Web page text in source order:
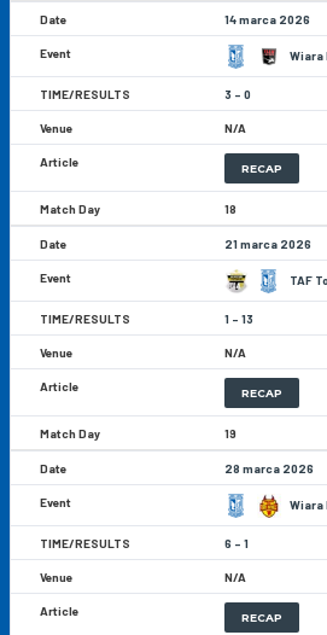
14 marca 2026
Wiara
3 - 0
N/A
RECAP
18
21 marca 2026
TAF
1 - 13
N/A
RECAP
19
28 marca 2026
Wiara
6 - 1
N/A
RECAP